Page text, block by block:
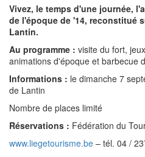
Vivez, le temps d'une journée,
de l'époque de '14, reconstitué
Lantin.
Au programme : visite du fort,
animations d'époque et barbecue
Informations : le dimanche 7
de Lantin
Nombre de places limité
Réservations : Fédération du
www.liegetourisme.be – tél. 04 /